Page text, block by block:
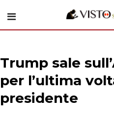
Trump sale
per l’ultima
presidente